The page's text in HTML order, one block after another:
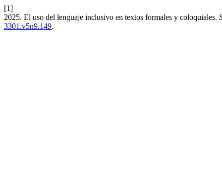
[1]
2025. El uso del lenguaje inclusivo en textos formales y coloquiales.
3301.v5n9.149.